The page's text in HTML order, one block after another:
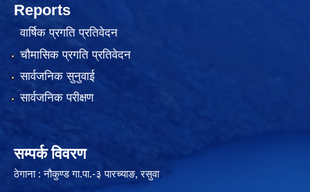
Reports
वार्षिक प्रगति प्रतिवेदन
चौमासिक प्रगति प्रतिवेदन
सार्वजनिक सुनुवाई
सार्वजनिक परीक्षण
सम्पर्क विवरण
ठेगाना : नौकुण्ड गा.पा.-३ पारच्याङ, रसुवा